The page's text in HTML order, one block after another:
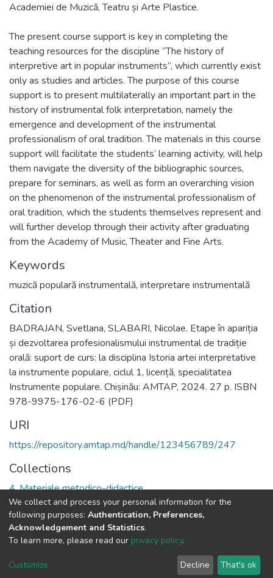
Academiei de Muzică, Teatru și Arte Plastice.
The present course support is key in completing the
teaching resources for the discipline “The history of
interpretive art in popular instruments”, which currently exist
only as studies and articles. The purpose of this course
support is to present multilaterally an important part in the
history of instrumental folk interpretation, namely the
emergence and development of the instrumental
professionalism of oral tradition. The materials in this course
support will facilitate the students’ learning activity, will help
them navigate the diversity of the bibliographic sources,
prepare for seminars, as well as form an overarching vision
on the phenomenon of the instrumental professionalism of
oral tradition, which the students themselves represent and
will further develop through their activity after graduating
from the Academy of Music, Theater and Fine Arts.
Keywords
muzică populară instrumentală, interpretare instrumentală
Citation
BADRAJAN, Svetlana, SLABARI, Nicolae. Etape în apariția
și dezvoltarea profesionalismului instrumental de tradiție
orală: suport de curs: la disciplina Istoria artei interpretative
la instrumente populare, ciclul 1, licență, specialitatea
Instrumente populare. Chișinău: AMTAP, 2024. 27 p. ISBN
978-9975-176-02-6 (PDF)
URI
https://repository.amtap.md/handle/123456789/247
Collections
4. Materiale metodico-didactice
Full item page
DSpace software copyright © 2002-2026
Cookie
End User
Agreement
Send
Feedback
We collect and process your personal information for the
following purposes: Authentication, Preferences,
Acknowledgement and Statistics.
To learn more, please read our privacy policy.
Customize Decline That's ok